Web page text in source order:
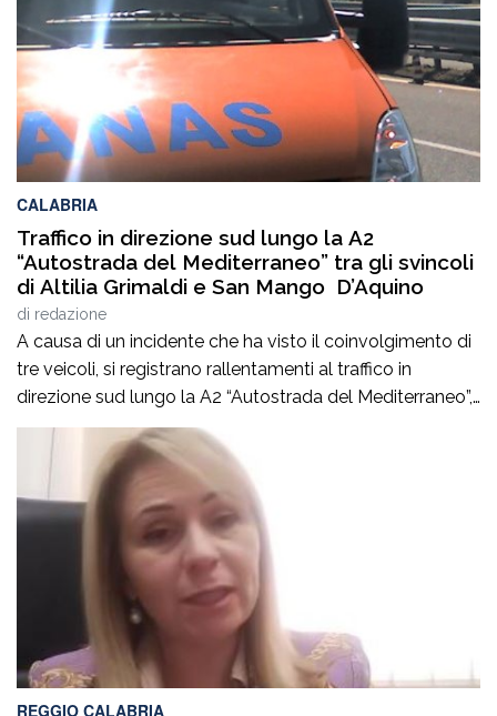
CALABRIA
Traffico in direzione sud lungo la A2
“Autostrada del Mediterraneo” tra gli svincoli
di Altilia Grimaldi e San Mango D’Aquino
di redazione
A causa di un incidente che ha visto il coinvolgimento di
tre veicoli, si registrano rallentamenti al traffico in
direzione sud lungo la A2 “Autostrada del Mediterraneo”,
nel tratto compreso tra gli svincoli di Altilia Grimaldi (CS)
e San Mango D’Aquino (CZ). Sul posto è intervenuto il
personale Anas, il 118 e il soccorso meccanico […]
REGGIO CALABRIA